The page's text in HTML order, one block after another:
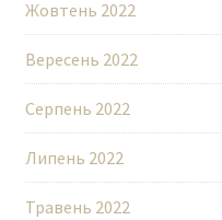
Жовтень 2022
Вересень 2022
Серпень 2022
Липень 2022
Травень 2022